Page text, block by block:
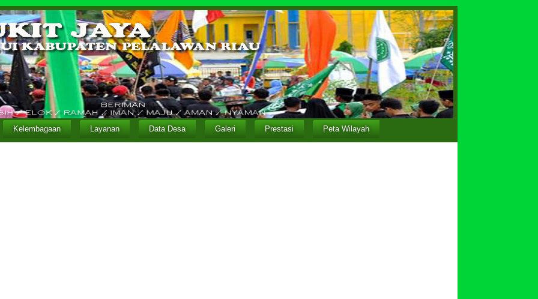
Kelembagaan Layanan Data Desa Galeri Prestasi Peta Wilayah